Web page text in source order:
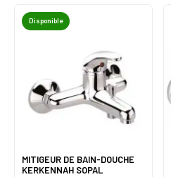
Disponible
MITIGEUR DE BAIN-DOUCHE
KERKENNAH SOPAL